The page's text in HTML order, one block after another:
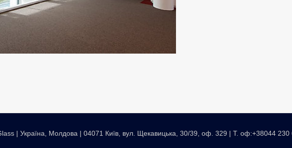
| Україна, Молдова | 04071 Київ, вул. Щекавицька, 30/39, оф. 329 | T. оф:+38044